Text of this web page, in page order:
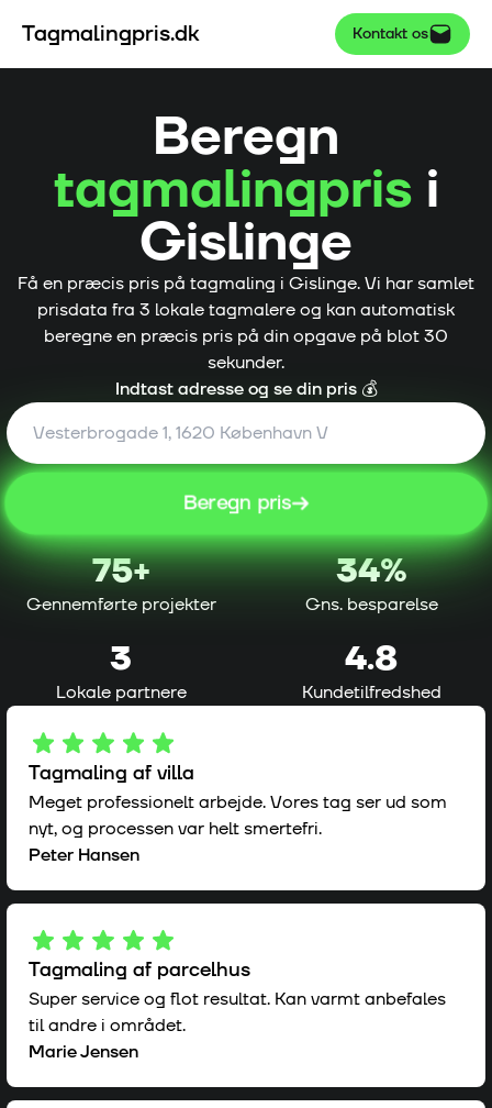
Tagmalingpris.dk Kontakt os
Beregn
tagmalingprisi
Gislinge
Få en præcis pris på tagmaling i Gislinge. Vi har samlet
prisdata fra 3 lokale tagmalere og kan automatisk
beregne en præcis pris på din opgave på blot 30
sekunder.
Indtast adresse og se din pris 💰
Beregn pris
75+
Gennemførte projekter
34%
Gns. besparelse
3
Lokale partnere
4.8
Kundetilfredshed
Tagmaling af villa
Meget professionelt arbejde. Vores tag ser ud som
nyt, og processen var helt smertefri.
Peter Hansen
Tagmaling af parcelhus
Super service og flot resultat. Kan varmt anbefales
til andre i området.
Marie Jensen